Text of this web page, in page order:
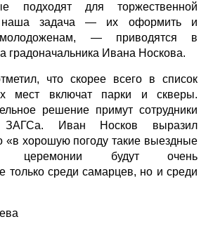
подходят для торжественной
наша задача — их оформить и
молодоженам, — приводятся в
градоначальника Ивана Носкова.
что скорее всего в список
мест включат парки и скверы.
решение примут сотрудники
ЗАГСа. Иван Носков выразил
«в хорошую погоду такие выездные
церемонии будут очень
только среди самарцев, но и среди